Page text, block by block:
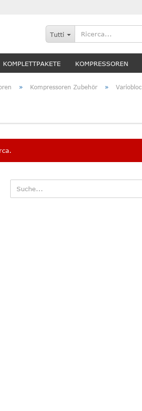
Tutti
KOMPLETTPAKETE KOMPRESSOREN
» Kompressoren Zubehör » Variobloc